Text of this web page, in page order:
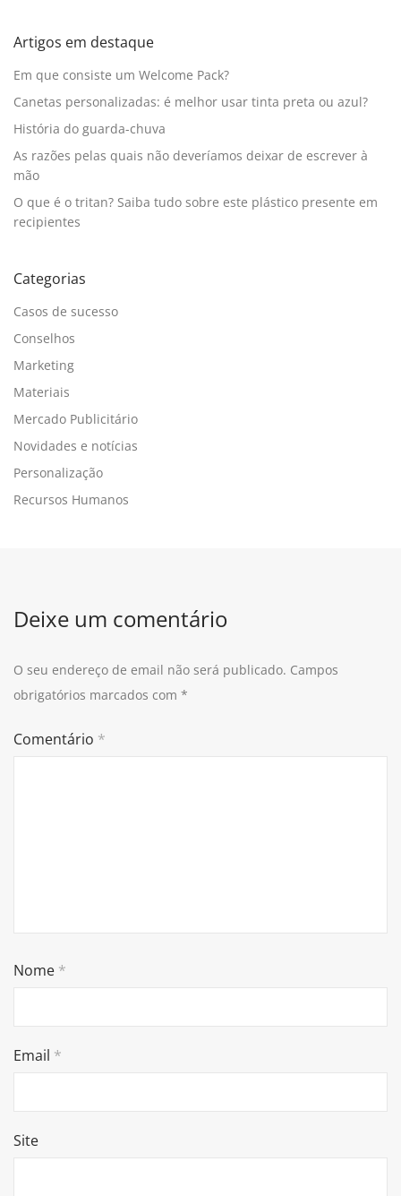
Artigos em destaque
Em que consiste um Welcome Pack?
Canetas personalizadas: é melhor usar tinta preta ou azul?
História do guarda-chuva
As razões pelas quais não deveríamos deixar de escrever à
mão
O que é o tritan? Saiba tudo sobre este plástico presente em
recipientes
Categorias
Casos de sucesso
Conselhos
Marketing
Materiais
Mercado Publicitário
Novidades e notícias
Personalização
Recursos Humanos
Deixe um comentário
O seu endereço de email não será publicado. Campos
obrigatórios marcados com *
Comentário *
Nome *
Email *
Site